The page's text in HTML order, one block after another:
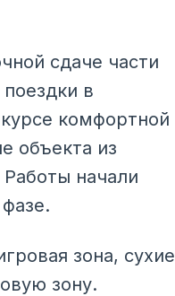
сдаче части
в
комфортной
объекта из
начали
зона, сухие
зону.